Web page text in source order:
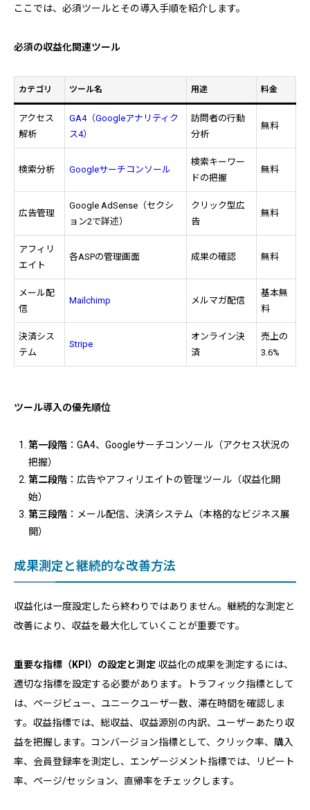
ここでは、必須ツールとその導入手順を紹介します。
必須の収益化関連ツール
カテゴリ ツール名 用途 料金
アクセス
解析
GA4（Googleアナリティク
ス4）
訪問者の行動
分析
無料
検索分析 Googleサーチコンソール
検索キーワー
ドの把握
無料
広告管理
Google AdSense（セクシ
ョン2で詳述）
クリック型広
告
無料
アフィリ
エイト
各ASPの管理画面 成果の確認 無料
メール配
信
Mailchimp メルマガ配信
基本無
料
決済シス
テム
Stripe
オンライン決
済
売上の
3.6%
ツール導入の優先順位
第一段階 ：GA4、Googleサーチコンソール（アクセス状況の
把握）
第二段階 ：広告やアフィリエイトの管理ツール（収益化開
始）
第三段階 ：メール配信、決済システム（本格的なビジネス展
開）
成果測定と継続的な改善方法
収益化は一度設定したら終わりではありません。継続的な測定と
改善により、収益を最大化していくことが重要です。
重要な指標（KPI）の設定と測定 収益化の成果を測定するには、
適切な指標を設定する必要があります。トラフィック指標として
は、ページビュー、ユニークユーザー数、滞在時間を確認しま
す。収益指標では、総収益、収益源別の内訳、ユーザーあたり収
益を把握します。コンバージョン指標として、クリック率、購入
率、会員登録率を測定し、エンゲージメント指標では、リピート
率、ページ/セッション、直帰率をチェックします。